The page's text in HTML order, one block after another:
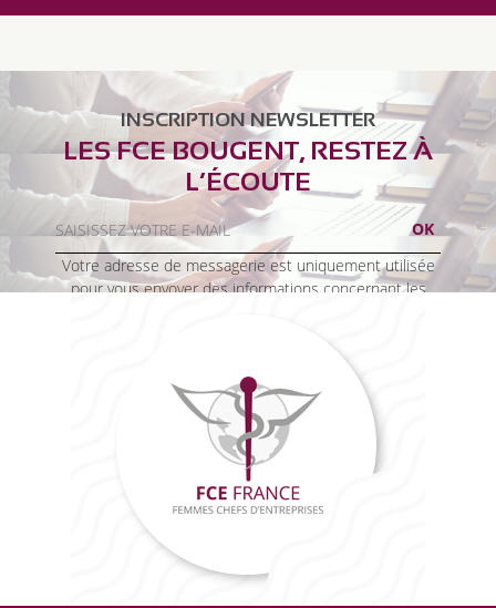
INSCRIPTION NEWSLETTER
LES FCE BOUGENT, RESTEZ À
L’ÉCOUTE
Votre adresse de messagerie est uniquement utilisée
pour vous envoyer des informations concernant les